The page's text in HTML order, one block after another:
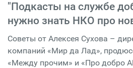
"Подкасты на службе
нужно знать НКО про
Советы от Алексея Сухова –
компаний «Мир да Лад»,
«Между прочим» и «Про добро